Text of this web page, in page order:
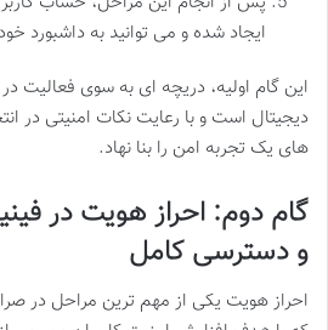
ایجاد شده و می توانید به داشبورد
این گام اولیه، دریچه ای به سوی فعالیت در
دیجیتال است و با رعایت نکات امنیتی در
های یک تجربه امن را بنا نهاد.
گام دوم: احراز هویت در
و دسترسی کامل
احراز هویت یکی از مهم ترین مراحل در